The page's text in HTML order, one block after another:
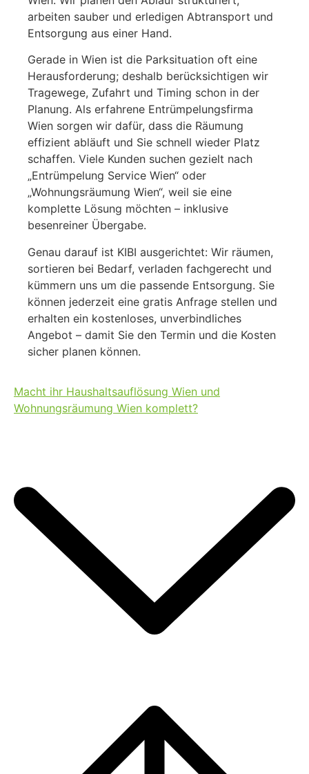
arbeiten sauber und erledigen Abtransport und
Entsorgung aus einer Hand.
Gerade in Wien ist die Parksituation oft eine
Herausforderung; deshalb berücksichtigen wir
Tragewege, Zufahrt und Timing schon in der
Planung. Als erfahrene Entrümpelungsfirma
Wien sorgen wir dafür, dass die Räumung
effizient abläuft und Sie schnell wieder Platz
schaffen. Viele Kunden suchen gezielt nach
„Entrümpelung Service Wien“ oder
„Wohnungsräumung Wien“, weil sie eine
komplette Lösung möchten – inklusive
besenreiner Übergabe.
Genau darauf ist KIBI ausgerichtet: Wir räumen,
sortieren bei Bedarf, verladen fachgerecht und
kümmern uns um die passende Entsorgung. Sie
können jederzeit eine gratis Anfrage stellen und
erhalten ein kostenloses, unverbindliches
Angebot – damit Sie den Termin und die Kosten
sicher planen können.
Macht ihr Haushaltsauflösung Wien und
Wohnungsräumung Wien komplett?